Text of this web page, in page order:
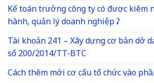
Kế toán trưởng công ty có được kiêm
hành, quản lý doanh nghiệp ?
Tài khoản 241 – Xây dựng cơ bản dở
số 200/2014/TT-BTC
Cách thêm mới cơ cấu tổ chức vào